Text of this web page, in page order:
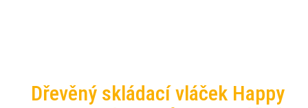
Dřevěný skládací vláček Happy